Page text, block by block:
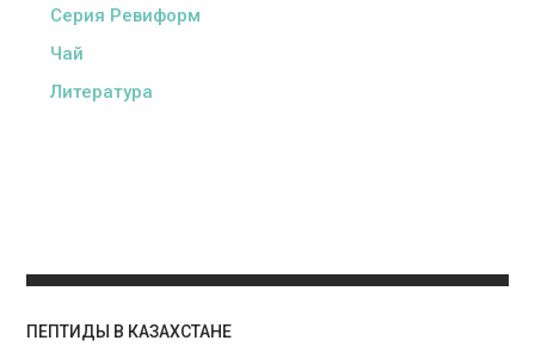
Серия Ревиформ
Чай
Литература
ПЕПТИДЫ В КАЗАХСТАНЕ